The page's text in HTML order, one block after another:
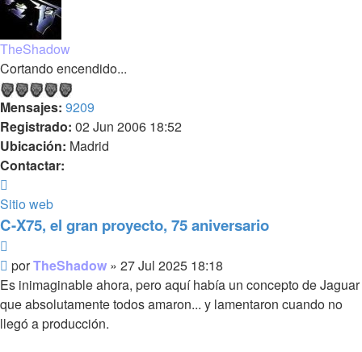
TheShadow
Cortando encendido...
Mensajes: 9209
Registrado: 02 Jun 2006 18:52
Ubicación: Madrid
Contactar:
TheShadow
Sitio web
C-X75, el gran proyecto, 75 aniversario
Mensaje
sin
leer
porTheShadow » 27 Jul 2025 18:18
Es inimaginable ahora, pero aquí había un concepto de Jaguar
que absolutamente todos amaron... y lamentaron cuando no
llegó a producción.